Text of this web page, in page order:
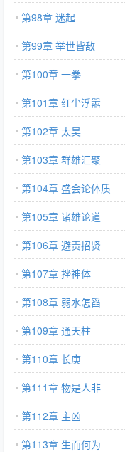
第98章 迷起
第99章 举世皆敌
第100章 一拳
第101章 红尘浮嚣
第102章 太昊
第103章 群雄汇聚
第104章 盛会论体质
第105章 诸雄论道
第106章 避责招贤
第107章 挫神体
第108章 弱水怎舀
第109章 通天柱
第110章 长庚
第111章 物是人非
第112章 主凶
第113章 生而何为